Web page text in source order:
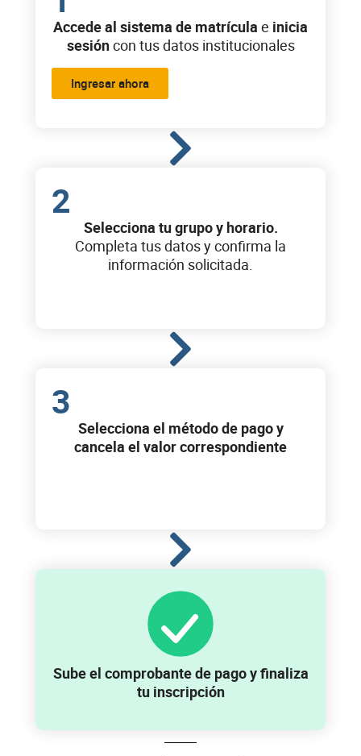
Accede al sistema de matrícula e inicia
sesióncon tus datos institucionales
Ingresar ahora
2
Selecciona tu grupo y horario.
Completa tus datos y confirma la
información solicitada.
3
Selecciona el método de pago y
cancela el valor correspondiente
Sube el comprobante de pago y finaliza
tu inscripción